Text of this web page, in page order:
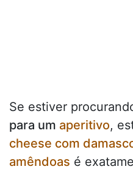
Se estiver
para um aperitivo,
cheese com
amêndoas é